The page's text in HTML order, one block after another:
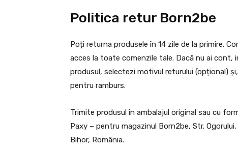
Politica retur Born2be
Poți returna produsele în 14 zile de la primire.
acces la toate comenzile tale. Dacă nu ai cont,
produsul, selectezi motivul returului (opțional)
pentru ramburs.
Trimite produsul în ambalajul original sau cu
Paxy – pentru magazinul Born2be, Str.
Bihor, România.